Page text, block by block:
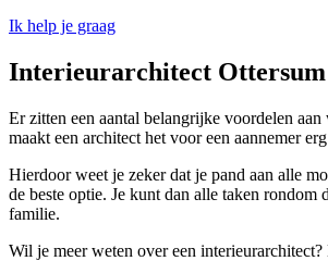
Ik help je graag
Interieurarchitect Ottersum
Er zitten een aantal belangrijke voordelen
maakt een architect het voor een aannemer
Hierdoor weet je zeker dat je pand aan alle
de beste optie. Je kunt dan alle taken
familie.
Wil je meer weten over een